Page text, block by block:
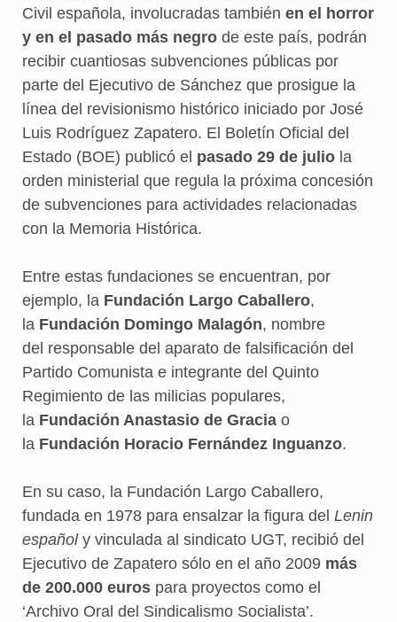
Civil española, involucradas también en el horror
y en el pasado más negro de este país, podrán
recibir cuantiosas subvenciones públicas por
parte del Ejecutivo de Sánchez que prosigue la
línea del revisionismo histórico iniciado por José
Luis Rodríguez Zapatero. El Boletín Oficial del
Estado (BOE) publicó el pasado 29 de julio la
orden ministerial que regula la próxima concesión
de subvenciones para actividades relacionadas
con la Memoria Histórica.
Entre estas fundaciones se encuentran, por
ejemplo, la Fundación Largo Caballero,
la Fundación Domingo Malagón, nombre
del responsable del aparato de falsificación del
Partido Comunista e integrante del Quinto
Regimiento de las milicias populares,
la Fundación Anastasio de Gracia o
la Fundación Horacio Fernández Inguanzo.
En su caso, la Fundación Largo Caballero,
fundada en 1978 para ensalzar la figura del Lenin
españoly vinculada al sindicato UGT, recibió del
Ejecutivo de Zapatero sólo en el año 2009 más
de 200.000 euros para proyectos como el
‘Archivo Oral del Sindicalismo Socialista’.